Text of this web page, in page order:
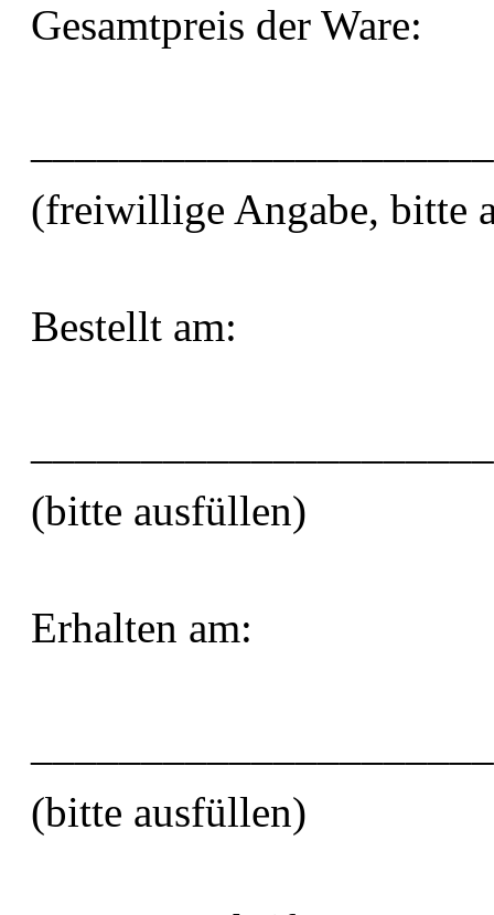
Gesamtpreis der Ware:
(freiwillige Angabe, bitte
Bestellt am:
(bitte ausfüllen)
Erhalten am:
(bitte ausfüllen)